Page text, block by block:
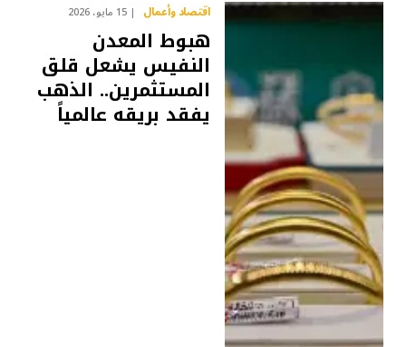
اقتصاد وأعمال 15 مايو، 2026
هبوط المعدن
النفيس يشعل قلق
المستثمرين.. الذهب
يفقد بريقه عالمياً